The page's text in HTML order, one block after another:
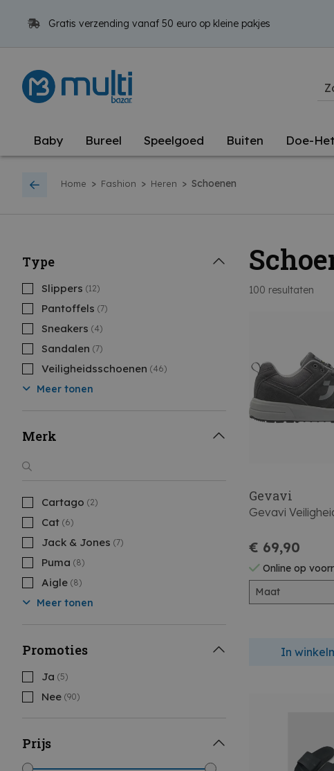
Gratis verzending vanaf 50 euro op kleine pakjes
Baby Bureel Speelgoed Buiten Doe-
Home > Fashion > Heren > Schoenen
Type
Slippers (12)
Pantoffels (7)
Sneakers (4)
Sandalen (7)
Veiligheidsschoenen (46)
Meer tonen
Merk
Cartago (2)
Cat (6)
Jack & Jones (7)
Puma (8)
Aigle (8)
Meer tonen
Promoties
Ja (5)
Nee (90)
Prijs
100 resultaten
Gevavi
Gevavi
€ 69,90
Online op
Maat
In